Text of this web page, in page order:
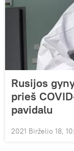
Rusijos
prieš
pavidalu
2021 Birželio 18,